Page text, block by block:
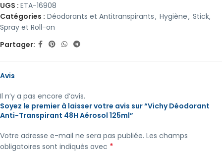
UGS : ETA-16908
Catégories : Déodorants et Antitranspirants, Hygiène, Stick,
Spray et Roll-on
Partager:
Avis
Il n’y a pas encore d’avis.
Soyez le premier à laisser votre avis sur “Vichy Déodorant
Anti-Transpirant 48H Aérosol 125ml”
Votre adresse e-mail ne sera pas publiée. Les champs
obligatoires sont indiqués avec *